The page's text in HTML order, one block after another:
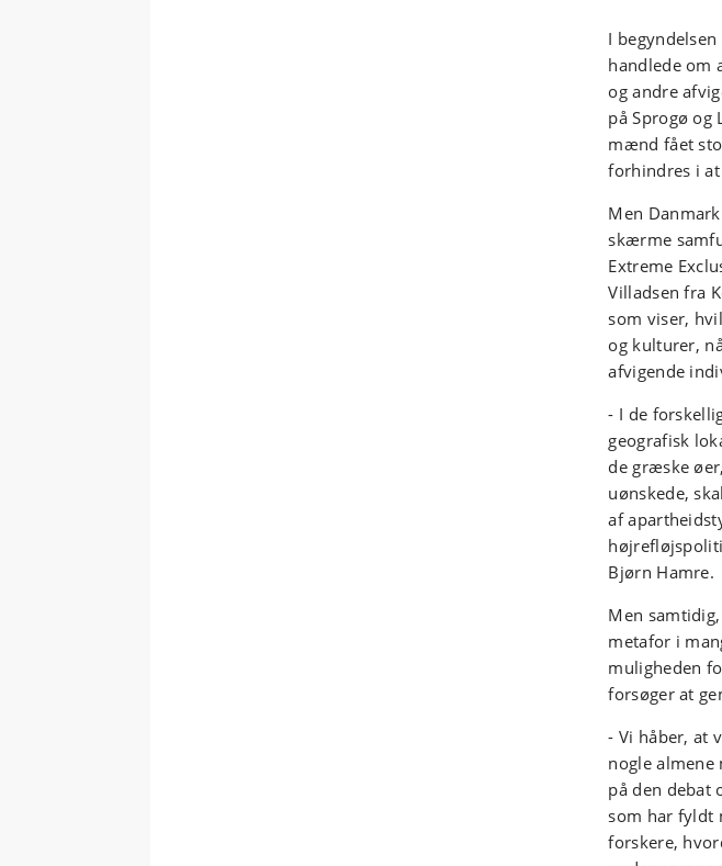
I
handlede om
og andre
på Sprogø og
mænd fået
forhindres i
Men
skærme
Extreme
Villadsen fra
som viser,
og kulturer,
afvigende
- I de
geografisk
de græske
uønskede,
af
Bjørn Hamre.
Men
metafor i
muligheden
forsøger at
- Vi håber, at
nogle almene
på den debat
som har fyldt
forskere,